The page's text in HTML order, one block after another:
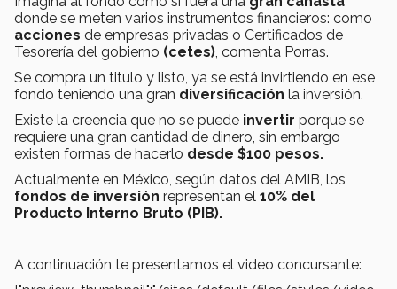
donde se meten varios instrumentos financieros: como
acciones de empresas privadas o Certificados de
Tesorería del gobierno (cetes) , comenta Porras.
Se compra un titulo y listo, ya se está invirtiendo en ese
fondo teniendo una gran diversificación la inversión.
Existe la creencia que no se puede invertir porque se
requiere una gran cantidad de dinero, sin embargo
existen formas de hacerlo desde $100 pesos.
Actualmente en México, según datos del AMIB, los
fondos de inversión representan el 10% del
Producto Interno Bruto (PIB).
A continuación te presentamos el video concursante: